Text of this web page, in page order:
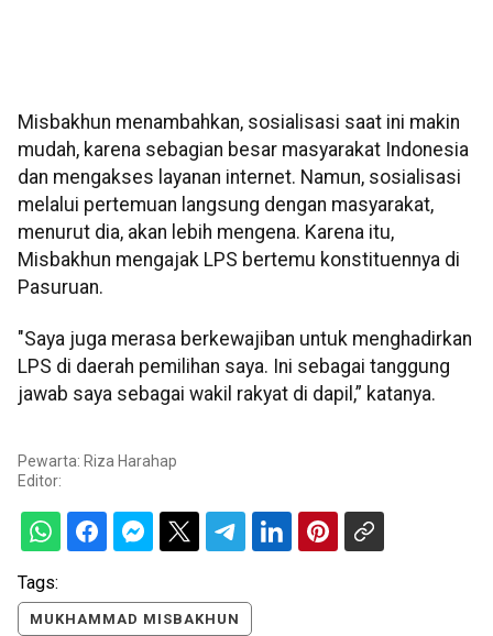
Misbakhun menambahkan, sosialisasi saat ini makin
mudah, karena sebagian besar masyarakat Indonesia
dan mengakses layanan internet. Namun, sosialisasi
melalui pertemuan langsung dengan masyarakat,
menurut dia, akan lebih mengena. Karena itu,
Misbakhun mengajak LPS bertemu konstituennya di
Pasuruan.
"Saya juga merasa berkewajiban untuk menghadirkan
LPS di daerah pemilihan saya. Ini sebagai tanggung
jawab saya sebagai wakil rakyat di dapil,” katanya.
Pewarta: Riza Harahap
Editor:
Tags:
MUKHAMMAD MISBAKHUN